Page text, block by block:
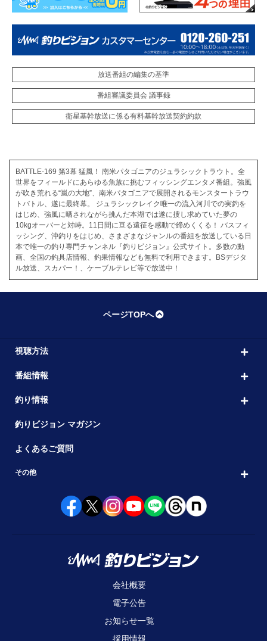
放送番組の編集の基準
番組審議委員会 議事録
衛星基幹放送に係る有料基幹放送契約約款
BATTLE-169 第3幕 猛風！ 南米パタゴニアのジュラシックトラウト。全
世界をフィールドにあらゆる魚族に挑むフィッシングエンタメ番組。強風
が吹き荒れる“嵐の大地”、南米パタゴニアで展開されるモンスタートラウ
トバトル、遂に最終幕。 ジュラシックレイク唯一の流入河川での実釣を
はじめ、強風に晒されながら挑んだ本湖では遂に捜し求めていた夢の
10kgオーバーと対峙。11日間に亘る遠征を感動で締めくくる！ バスフィ
ッシング、沖釣りをはじめ、さまざまなジャンルの番組を放送している日
本で唯一の釣り専門チャンネル『釣りビジョン』公式サイト。多数の動
画、全国の釣具店情報、釣果情報なども無料で利用できます。BSデジタ
ル放送、スカパー！、ケーブルテレビ等で放送中！
ページTOPへ
視聴方法
番組情報
釣り情報
釣りビジョン マガジン
よくあるご質問
その他
会社概要
電子公告
お知らせ一覧
採用情報